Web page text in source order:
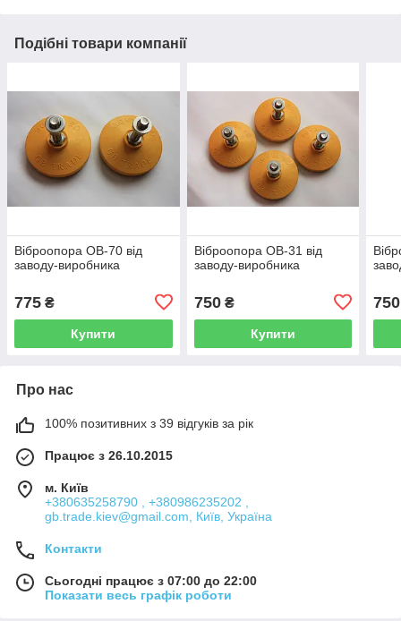
Подібні товари компанії
Віброопора ОВ-70 від
заводу-виробника
775 ₴
Купити
Віброопора ОВ-31 від
заводу-виробника
750₴
Купити
750
Про нас
100% позитивних з 39 відгуків за рік
Працює з 26.10.2015
м. Київ
+380635258790 , +380986235202 ,
gb.trade.kiev@gmail.com, Київ, Україна
Контакти
Сьогодні працює з 07:00 до 22:00
Показати весь графік роботи